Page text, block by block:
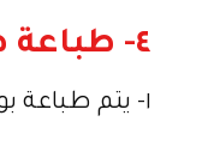
٤- طباعة طاوله البوب اب :
١- يتم طباعة بوب اب كونتر ستاند على فنيل لاصق.